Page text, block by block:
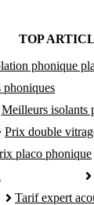
TOP
phonique
phoniques
Meilleurs isolants
Prix double
placo phonique
Tarif expert